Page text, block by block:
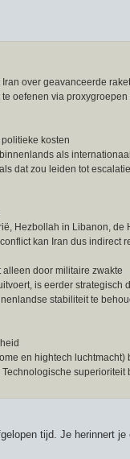
over geavanceerde
oefenen via
kosten
als
dat zou leiden tot
Hezbollah in Libanon,
kan Iran dus
door militaire zwakte
is eerder strategisch
stabiliteit te
en hightech
tijd. Je herinnert